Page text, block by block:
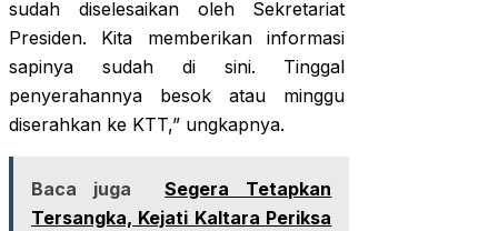
sudah diselesaikan oleh Sekretariat
Presiden. Kita memberikan informasi
sapinya sudah di sini. Tinggal
penyerahannya besok atau minggu
diserahkan ke KTT,” ungkapnya.
Baca juga
Segera Tetapkan
Tersangka, Kejati Kaltara Periksa